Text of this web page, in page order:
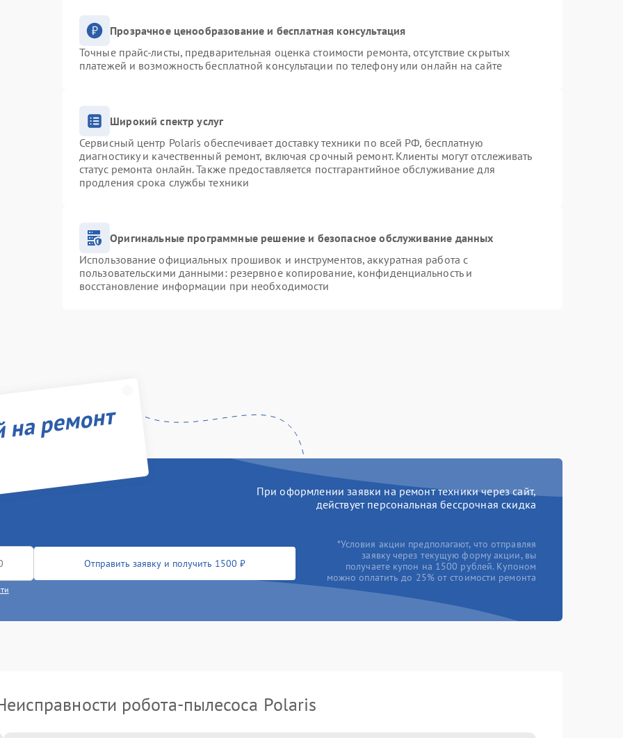
Прозрачное ценообразование и бесплатная консультация
Точные прайс-листы, предварительная оценка стоимости ремонта, отсутствие скрытых
платежей и возможность бесплатной консультации по телефону или онлайн на сайте
Широкий спектр услуг
Сервисный центр Polaris обеспечивает доставку техники по всей РФ, бесплатную
диагностику и качественный ремонт, включая срочный ремонт. Клиенты могут отслеживать
статус ремонта онлайн. Также предоставляется постгарантийное обслуживание для
продления срока службы техники
Оригинальные программные решение и безопасное обслуживание данных
Использование официальных прошивок и инструментов, аккуратная работа с
пользовательскими данными: резервное копирование, конфиденциальность и
восстановление информации при необходимости
ремонт
При оформлении заявки на ремонт техники через сайт,
действует персональная бессрочная скидка
Отправить заявку и получить 1500 ₽
*Условия акции предполагают, что отправляя
заявку через текущую форму акции, вы
получаете купон на 1500 рублей. Купоном
можно оплатить до 25% от стоимости ремонта
робота-пылесоса Polaris